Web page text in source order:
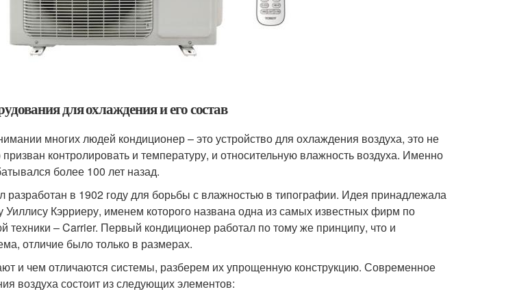
для охлаждения и его состав
многих людей кондиционер – это устройство для охлаждения воздуха, это не
контролировать и температуру, и относительную влажность воздуха. Именно
более 100 лет назад.
в 1902 году для борьбы с влажностью в типографии. Идея принадлежала
Кэрриеру, именем которого названа одна из самых известных фирм по
техники – Carrier. Первый кондиционер работал по тому же принципу, что и
отличие было только в размерах.
и чем отличаются системы, разберем их упрощенную конструкцию. Современное
воздуха состоит из следующих элементов: